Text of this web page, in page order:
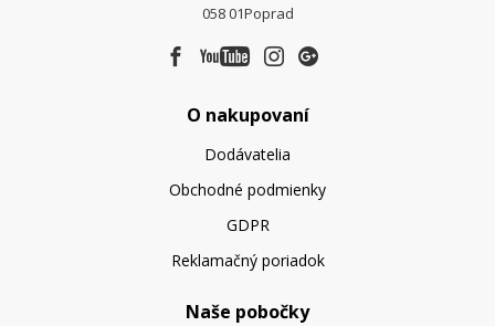
058 01Poprad
O nakupovaní
Dodávatelia
Obchodné podmienky
GDPR
Reklamačný poriadok
Naše pobočky